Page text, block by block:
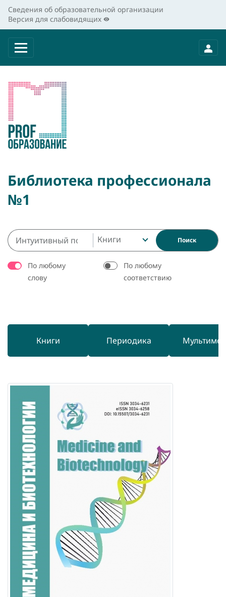
Сведения об образовательной организации
Версия для слабовидящих
Библиотека профессионала
№1
Книги Поиск
По любому
слову
По любому
соответствию
Книги Периодика